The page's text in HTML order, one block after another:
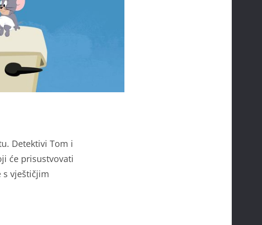
Detektivi Tom i
će prisustvovati
s vještičjim